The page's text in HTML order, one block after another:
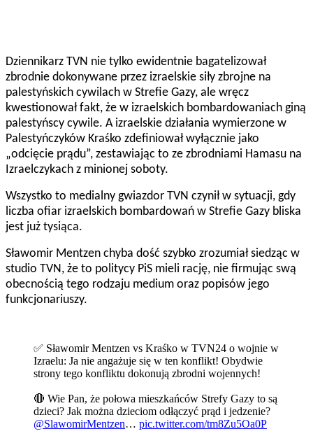
Dziennikarz TVN nie tylko ewidentnie bagatelizował
zbrodnie dokonywane przez izraelskie siły zbrojne na
palestyńskich cywilach w Strefie Gazy, ale wręcz
kwestionował fakt, że w izraelskich bombardowaniach giną
palestyńscy cywile. A izraelskie działania wymierzone w
Palestyńczyków Kraśko zdefiniował wyłącznie jako
„odcięcie prądu”, zestawiając to ze zbrodniami Hamasu na
Izraelczykach z minionej soboty.
Wszystko to medialny gwiazdor TVN czynił w sytuacji, gdy
liczba ofiar izraelskich bombardowań w Strefie Gazy bliska
jest już tysiąca.
Sławomir Mentzen chyba dość szybko zrozumiał siedząc w
studio TVN, że to politycy PiS mieli rację, nie firmując swą
obecnością tego rodzaju medium oraz popisów jego
funkcjonariuszy.
✅ Sławomir Mentzen vs Kraśko w TVN24 o wojnie w
Izraelu: Ja nie angażuje się w ten konflikt! Obydwie
strony tego konfliktu dokonują zbrodni wojennych!
🔴 Wie Pan, że połowa mieszkańców Strefy Gazy to są
dzieci? Jak można dzieciom odłączyć prąd i jedzenie?
@SlawomirMentzen… pic.twitter.com/tm8Zu5Oa0P